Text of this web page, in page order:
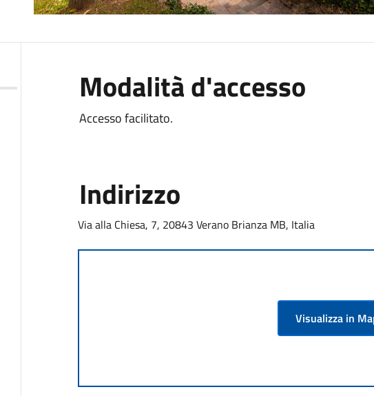
Modalità d'accesso
Accesso facilitato.
Indirizzo
Via alla Chiesa, 7, 20843 Verano Brianza MB, Italia
Visualizza in